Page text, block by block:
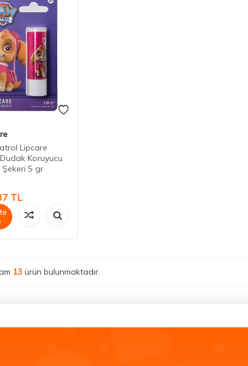
Lipcare
Koruyucu
Şekeri 5 gr
TL
13 ürün bulunmaktadır.